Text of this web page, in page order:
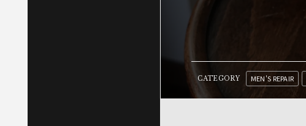
CATEGORY MEN'S REPAIR